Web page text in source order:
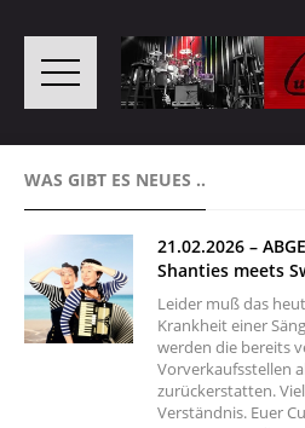
WAS GIBT ES NEUES ..
21.02.2026 –
Shanties meets
Leider muß das
Krankheit einer
werden die bereits
Vorverkaufsstellen
zurückerstatten.
Verständnis. Euer